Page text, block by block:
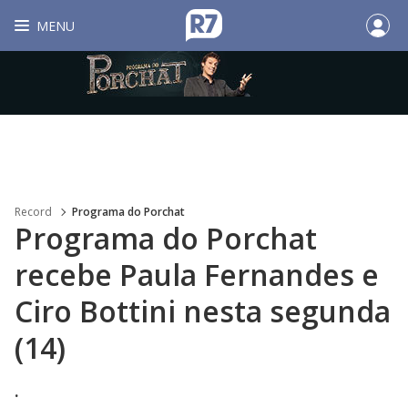
MENU
Record Programa do Porchat
Programa do Porchat
recebe Paula Fernandes e
Ciro Bottini nesta segunda
(14)
.